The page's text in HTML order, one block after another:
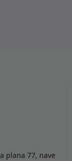
plana 77, nave